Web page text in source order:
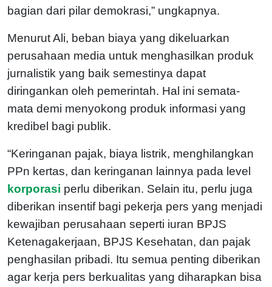
bagian dari pilar demokrasi,” ungkapnya.
Menurut Ali, beban biaya yang dikeluarkan
perusahaan media untuk menghasilkan produk
jurnalistik yang baik semestinya dapat
diringankan oleh pemerintah. Hal ini semata-
mata demi menyokong produk informasi yang
kredibel bagi publik.
“Keringanan pajak, biaya listrik, menghilangkan
PPn kertas, dan keringanan lainnya pada level
korporasi perlu diberikan. Selain itu, perlu juga
diberikan insentif bagi pekerja pers yang menjadi
kewajiban perusahaan seperti iuran BPJS
Ketenagakerjaan, BPJS Kesehatan, dan pajak
penghasilan pribadi. Itu semua penting diberikan
agar kerja pers berkualitas yang diharapkan bisa